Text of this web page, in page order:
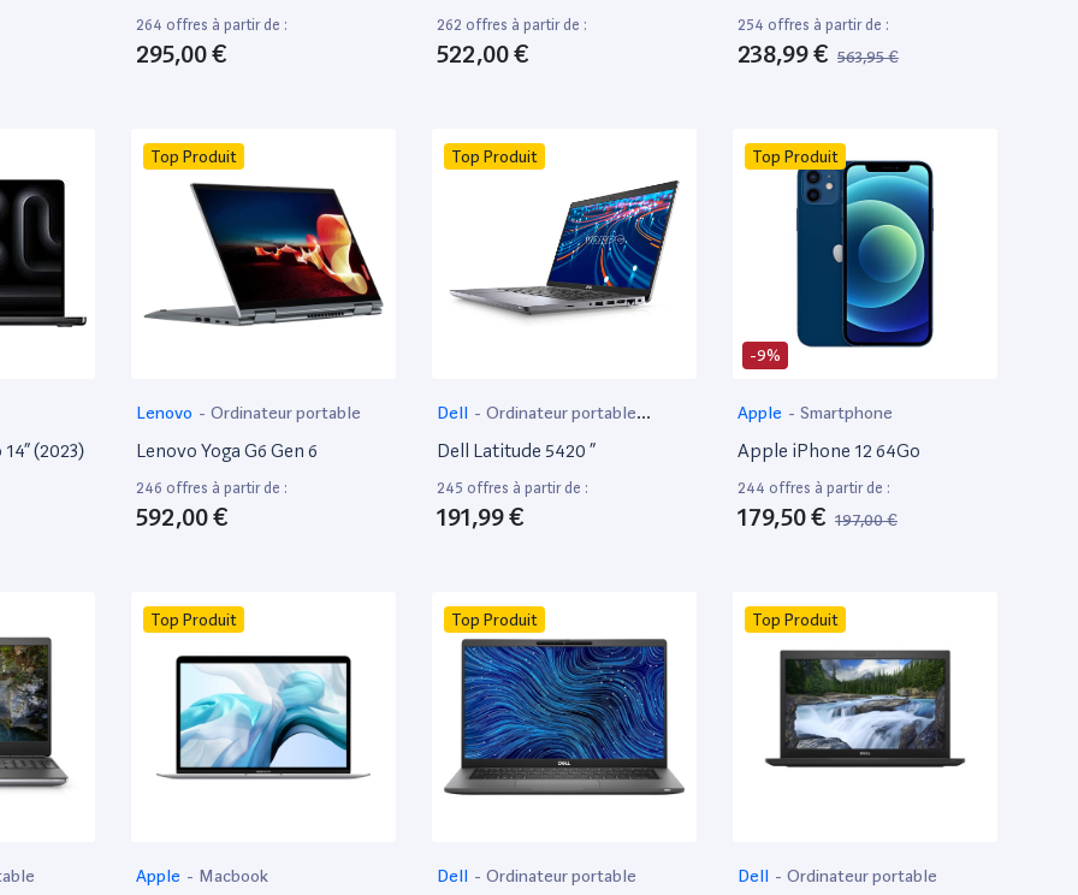
264 offres à partir de :
295,00 €
262 offres à partir de :
522,00 €
254 offres à partir de :
238,99 € 563,95 €
(2023)
Top Produit
Lenovo - Ordinateur portable
Lenovo Yoga G6 Gen 6
246 offres à partir de :
592,00 €
Top Produit
Dell - Ordinateur portable
bureautique
Dell Latitude 5420 ”
245 offres à partir de :
191,99 €
-9%
Top Produit
Apple - Smartphone
Apple iPhone 12 64Go
244 offres à partir de :
179,50 € 197,00 €
Top Produit
Apple - Macbook
Top Produit
Dell - Ordinateur portable
Top Produit
Dell - Ordinateur portable